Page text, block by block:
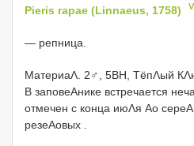
Pieris rapae (Linnaeus, 1758)
— репница.
МатериаΛ. 2♂, 5ВН, ТёпΛый
В заповеΑнике встречается
отмечен с конца июΛя Αо
резеΑовых